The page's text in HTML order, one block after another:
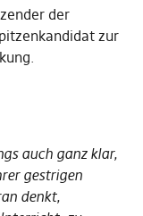
der
zur
auch ganz klar,
gestrigen
denkt,